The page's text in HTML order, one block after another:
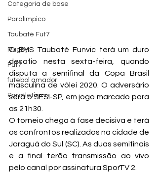
Categoria de base
Paralímpico
Taubaté Fut7
Rugby
Fut7
futebol amador
Paratletismo
O EMS Taubaté Funvic terá um duro
desafio nesta sexta-feira, quando
disputa a semifinal da Copa Brasil
masculina de vôlei 2020. O adversário
será o SESI-SP, em jogo marcado para
as 21h30.
O torneio chega à fase decisiva e terá
os confrontos realizados na cidade de
Jaraguá do Sul (SC). As duas semifinais
e a final terão transmissão ao vivo
pelo canal por assinatura SporTV 2.